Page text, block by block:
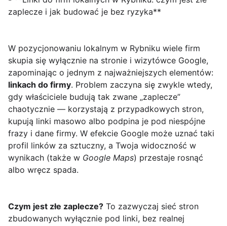
zaplecze i jak budować je bez ryzyka**
W pozycjonowaniu lokalnym w Rybniku wiele firm
skupia się wyłącznie na stronie i wizytówce Google,
zapominając o jednym z najważniejszych elementów:
linkach do firmy. Problem zaczyna się zwykle wtedy,
gdy właściciele budują tak zwane „zaplecze”
chaotycznie — korzystają z przypadkowych stron,
kupują linki masowo albo podpina je pod niespójne
frazy i dane firmy. W efekcie Google może uznać taki
profil linków za sztuczny, a Twoja widoczność w
wynikach (także w Google Maps) przestaje rosnąć
albo wręcz spada.
Czym jest złe zaplecze? To zazwyczaj sieć stron
zbudowanych wyłącznie pod linki, bez realnej